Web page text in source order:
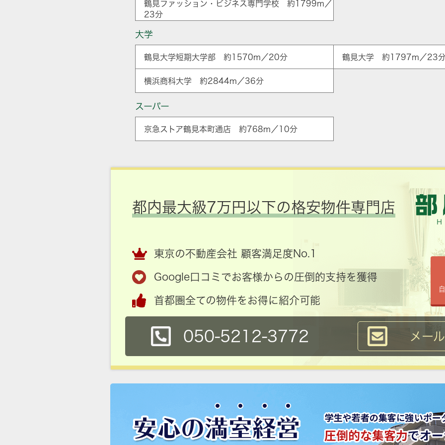
鶴見ファッション・ビジネス専門学校 約1799m／
23分
大学
鶴見大学短期大学部 約1570m／20分 鶴見大学 約1797m／23
横浜商科大学 約2844m／36分
スーパー
京急ストア鶴見本町通店 約768m／10分
都内最大級7万円以下の格安物件専門店
東京の不動産会社 顧客満足度No.1
Google口コミでお客様からの圧倒的支持を獲得
首都圏全ての物件をお得に紹介可能
050-5212-3772 メー